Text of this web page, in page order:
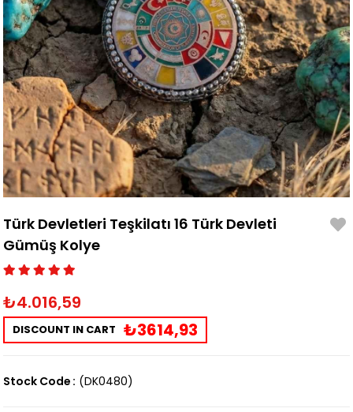
Türk Devletleri Teşkilatı 16 Türk Devleti
Gümüş Kolye
₺4.016,59
DISCOUNT IN CART ₺3614,93
Stock Code (DK0480)